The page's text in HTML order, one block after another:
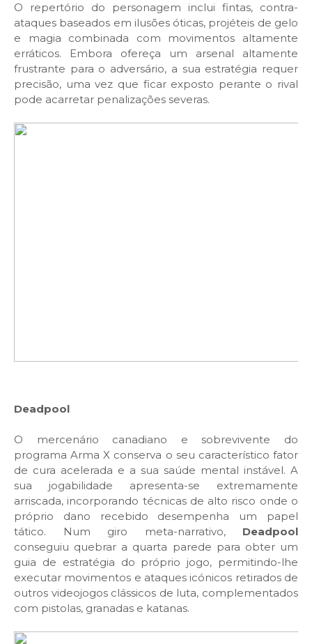
O repertório do personagem inclui fintas, contra-
ataques baseados em ilusões óticas, projéteis de gelo
e magia combinada com movimentos altamente
erráticos. Embora ofereça um arsenal altamente
frustrante para o adversário, a sua estratégia requer
precisão, uma vez que ficar exposto perante o rival
pode acarretar penalizações severas.
Deadpool
O mercenário canadiano e sobrevivente do
programa Arma X conserva o seu característico fator
de cura acelerada e a sua saúde mental instável. A
sua jogabilidade apresenta-se extremamente
arriscada, incorporando técnicas de alto risco onde o
próprio dano recebido desempenha um papel
tático. Num giro meta-narrativo, Deadpool
conseguiu quebrar a quarta parede para obter um
guia de estratégia do próprio jogo, permitindo-lhe
executar movimentos e ataques icónicos retirados de
outros videojogos clássicos de luta, complementados
com pistolas, granadas e katanas.